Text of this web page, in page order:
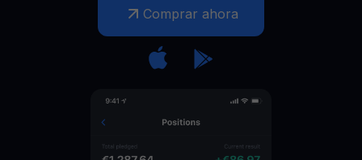
Comprar ahora